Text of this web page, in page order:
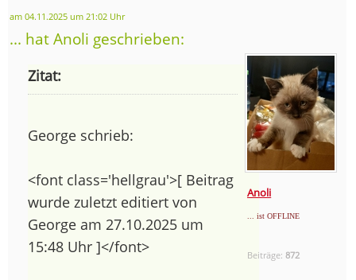
am 04.11.2025 um 21:02 Uhr
... hat Anoli geschrieben:
Anoli
... ist OFFLINE
Beiträge:872
Zitat:
George schrieb:
<font class='hellgrau'>[ Beitrag
wurde zuletzt editiert von
George am 27.10.2025 um
15:48 Uhr ]</font>